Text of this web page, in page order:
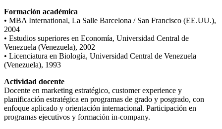
Formación académica
• MBA International, La Salle Barcelona / San Francisco (EE.UU.),
2004
• Estudios superiores en Economía, Universidad Central de
Venezuela (Venezuela), 2002
• Licenciatura en Biología, Universidad Central de Venezuela
(Venezuela), 1993
Actividad docente
Docente en marketing estratégico, customer experience y
planificación estratégica en programas de grado y posgrado, con
enfoque aplicado y orientación internacional. Participación en
programas ejecutivos y formación in-company.